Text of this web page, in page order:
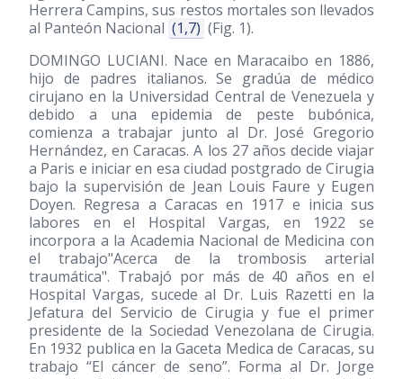
Herrera Campins, sus restos mortales son llevados
al Panteón Nacional (1,7) (Fig. 1).
DOMINGO LUCIANI. Nace en Maracaibo en 1886,
hijo de padres italianos. Se gradúa de médico
cirujano en la Universidad Central de Venezuela y
debido a una epidemia de peste bubónica,
comienza a trabajar junto al Dr. José Gregorio
Hernández, en Caracas. A los 27 años decide viajar
a Paris e iniciar en esa ciudad postgrado de Cirugia
bajo la supervisión de Jean Louis Faure y Eugen
Doyen. Regresa a Caracas en 1917 e inicia sus
labores en el Hospital Vargas, en 1922 se
incorpora a la Academia Nacional de Medicina con
el trabajo"Acerca de la trombosis arterial
traumática". Trabajó por más de 40 años en el
Hospital Vargas, sucede al Dr. Luis Razetti en la
Jefatura del Servicio de Cirugia y fue el primer
presidente de la Sociedad Venezolana de Cirugia.
En 1932 publica en la Gaceta Medica de Caracas, su
trabajo “El cáncer de seno”. Forma al Dr. Jorge